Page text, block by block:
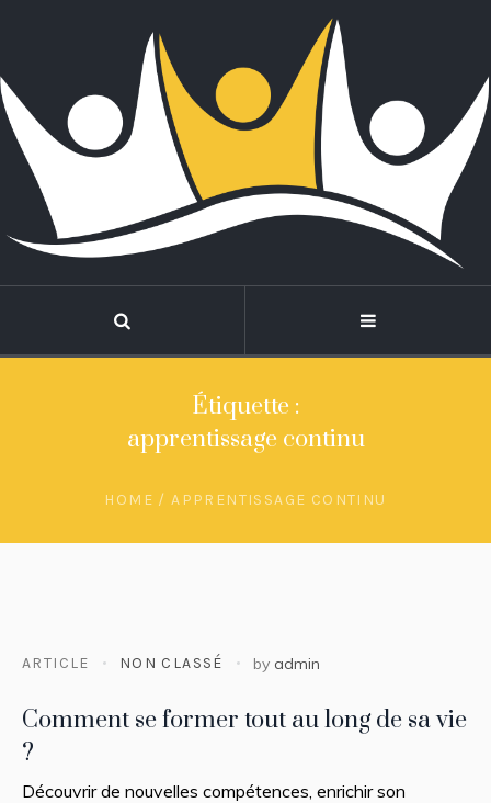
Étiquette :
apprentissage continu
HOME / APPRENTISSAGE CONTINU
ARTICLE NON CLASSÉ by admin
Comment se former tout au long de sa vie
?
Découvrir de nouvelles compétences, enrichir son